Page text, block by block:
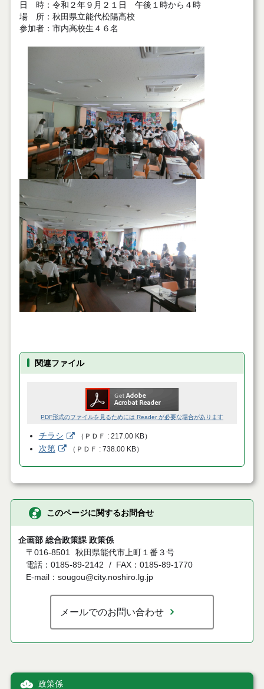
日 時：令和２年９月２１日 午後１時から４時
場 所：秋田県立能代松陽高校
参加者：市内高校生４６名
関連ファイル
PDF形式のファイルを見るためには Reader が必要な場合があります
チラシ （ ＰＤＦ 217.00 KB）
次第 （ ＰＤＦ 738.00 KB）
このページに関するお問合せ
企画部 総合政策課 政策係
〒016-8501
秋田県能代市上町１番３号
電話：0185-89-2142
FAX：0185-89-1770
E-mail：sougou@city.noshiro.lg.jp
メールでのお問い合わせ
政策係